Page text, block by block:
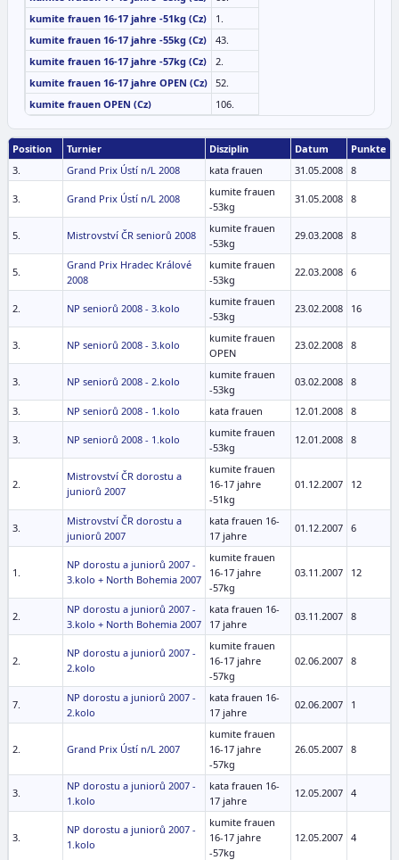
kumite frauen 16-17 jahre -51kg (Cz)
1.
kumite frauen 16-17 jahre -55kg (Cz)
43.
kumite frauen 16-17 jahre -57kg (Cz)
2.
kumite frauen 16-17 jahre OPEN (Cz) 52.
kumite frauen OPEN (Cz)
106.
Position Turnier Disziplin Datum
Punkte
3.
Grand Prix Ústí n/L 2008 kata frauen 31.05.2008 8
3. Grand Prix Ústí n/L 2008
kumite frauen
-53kg
31.05.2008 8
5. Mistrovství ČR seniorů 2008
kumite frauen
-53kg
29.03.2008 8
5.
Grand Prix Hradec Králové
2008
kumite frauen
-53kg
22.03.2008 6
2. NP seniorů 2008 - 3.kolo
kumite frauen
-53kg
23.02.2008 16
3. NP seniorů 2008 - 3.kolo
kumite frauen
OPEN
23.02.2008 8
3. NP seniorů 2008 - 2.kolo
kumite frauen
-53kg
03.02.2008 8
3. NP seniorů 2008 - 1.kolo kata frauen 12.01.2008 8
3. NP seniorů 2008 - 1.kolo
kumite frauen
-53kg
12.01.2008 8
2.
Mistrovství ČR dorostu a
juniorů 2007
kumite frauen
16-17 jahre
-51kg
01.12.2007 12
3.
Mistrovství ČR dorostu a
juniorů 2007
kata frauen 16-
17 jahre
01.12.2007 6
1.
NP dorostu a juniorů 2007 -
3.kolo + North Bohemia 2007
kumite frauen
16-17 jahre
-57kg
03.11.2007 12
2.
NP dorostu a juniorů 2007 -
3.kolo + North Bohemia 2007
kata frauen 16-
17 jahre
03.11.2007 8
2.
NP dorostu a juniorů 2007 -
2.kolo
kumite frauen
16-17 jahre
-57kg
02.06.2007 8
7.
NP dorostu a juniorů 2007 -
2.kolo
kata frauen 16-
17 jahre
02.06.2007 1
2. Grand Prix Ústí n/L 2007
kumite frauen
16-17 jahre
-57kg
26.05.2007 8
3.
NP dorostu a juniorů 2007 -
1.kolo
kata frauen 16-
17 jahre
12.05.2007 4
3.
NP dorostu a juniorů 2007 -
1.kolo
kumite frauen
16-17 jahre
-57kg
12.05.2007 4